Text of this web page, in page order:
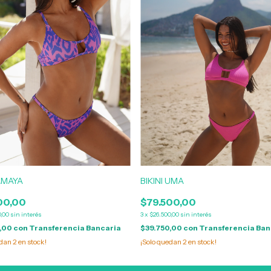
sin interés
con Transferencia Bancaria
2en stock!
BIKINI UMA
$79.500,00
3x $26.500,00 sin interés
$39.750,00 con Transferencia
¡Solo quedan 2en stock!